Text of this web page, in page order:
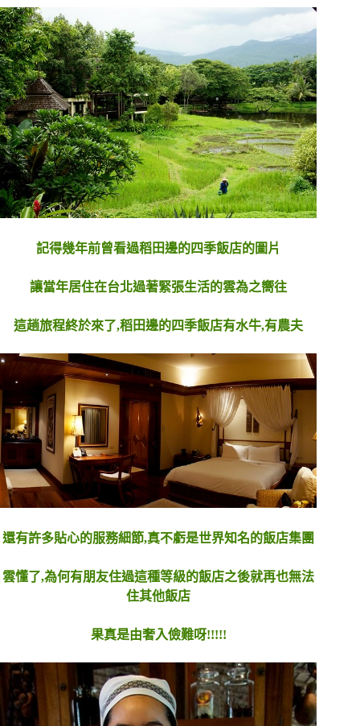
記得幾年前曾看過稻田邊的四季飯店的圖片
讓當年居住在台北過著緊張生活的雲為之嚮往
這趟旅程終於來了,稻田邊的四季飯店有水牛,有農夫
還有許多貼心的服務細節,真不虧是世界知名的飯店集團
雲懂了,為何有朋友住過這種等級的飯店之後就再也無法
住其他飯店
果真是由奢入儉難呀!!!!!